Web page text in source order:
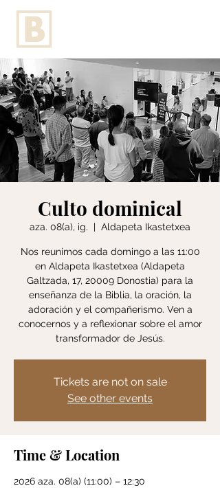
Culto dominical
aza. 08(a), ig.
  |
Aldapeta Ikastetxea
Nos reunimos cada domingo a las 11:00
en Aldapeta Ikastetxea (Aldapeta
Galtzada, 17, 20009 Donostia) para la
enseñanza de la Biblia, la oración, la
adoración y el compañerismo. Ven a
conocernos y a reflexionar sobre el amor
transformador de Jesús.
Tickets are not on sale
See other events
Time & Location
2026 aza. 08(a) (11:00) – 12:30